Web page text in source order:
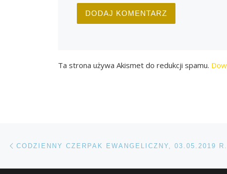
Ta strona używa Akismet do redukcji spamu.
Przeglądanie Wpisów
CODZIENNY CZERPAK EWANGELICZNY, 03.05.2019 R.